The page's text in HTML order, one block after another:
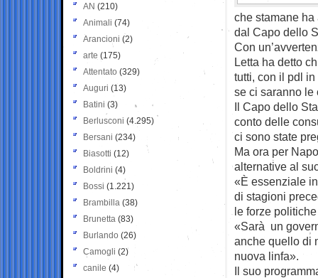
che stamane ha
dal Capo dello
Con
Letta ha detto
tutti, con il pdl
se ci saranno le
Il Capo dello
conto delle
ci sono state
Ma ora per
alternative al
«È essenziale
di stagioni
le forze
«Sarà un
anche quello di
nuova linfa».
Il suo
AN (210)
Animali (74)
Arancioni (2)
arte (175)
Attentato (329)
Auguri (13)
Batini (3)
Berlusconi (4.295)
Bersani (234)
Biasotti (12)
Boldrini (4)
Bossi (1.221)
Brambilla (38)
Brunetta (83)
Burlando (26)
Camogli (2)
canile (4)